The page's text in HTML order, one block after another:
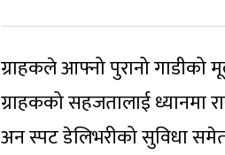
ग्राहकले आफ्नो पुरानो
ग्राहकको सहजतालाई ध्यानमा
अन स्पट डेलिभरीको सुविधा